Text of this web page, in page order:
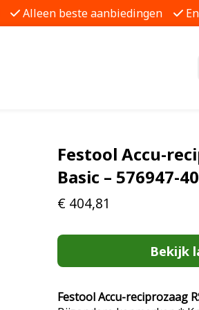
Alleen beste aanbiedingen
Festool Accu-
Basic – 576947-
€ 404,81
Bekijk
Festool Accu-reciprozaag